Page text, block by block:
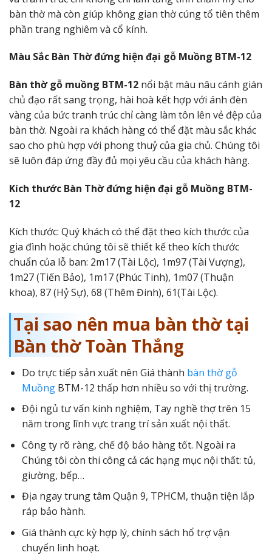
bàn thờ mà còn giúp không gian thờ cúng tổ tiên thêm
phần trang nghiêm và cổ kính.
Màu Sắc Bàn Thờ đứng hiện đại gỗ Muồng BTM-12
Bàn thờ gỗ muồng BTM-12 nổi bật màu nâu cánh gián
chủ đạo rất sang trọng, hài hoà kết hợp với ánh đèn
vàng của bức tranh trúc chỉ càng làm tôn lên vẻ đệp của
bàn thờ. Ngoài ra khách hàng có thể đặt màu sắc khác
sao cho phù hợp với phong thuỷ của gia chủ. Chúng tôi
sẽ luôn đáp ứng đầy đủ mọi yêu cầu của khách hàng.
Kích thước Bàn Thờ đứng hiện đại gỗ Muồng BTM-
12
Kích thước: Quý khách có thể đặt theo kích thước của
gia đình hoặc chúng tôi sẽ thiết kế theo kích thước
chuẩn của lỗ ban: 2m17 (Tài Lộc), 1m97 (Tài Vượng),
1m27 (Tiến Bảo), 1m17 (Phúc Tinh), 1m07 (Thuận
khoa), 87 (Hỷ Sự), 68 (Thêm Đinh), 61(Tài Lộc).
Tại sao nên mua bàn thờ tại
Bàn thờ Toàn Thắng
Do trực tiếp sản xuất nên Giá thành bàn thờ gỗ
MuồngBTM-12 thấp hơn nhiều so với thị trường.
Đội ngủ tư vấn kinh nghiệm, Tay nghề thợ trên 15
năm trong lĩnh vực trang trí sản xuất nội thất.
Công ty rõ ràng, chế độ bảo hàng tốt. Ngoài ra
Chúng tôi còn thi công cả các hạng mục nội thất: tủ,
giường, bếp…
Địa ngay trung tâm Quận 9, TPHCM, thuận tiện lắp
ráp bảo hành.
Giá thành cực kỳ hợp lý, chính sách hổ trợ vận
chuyển linh hoạt.